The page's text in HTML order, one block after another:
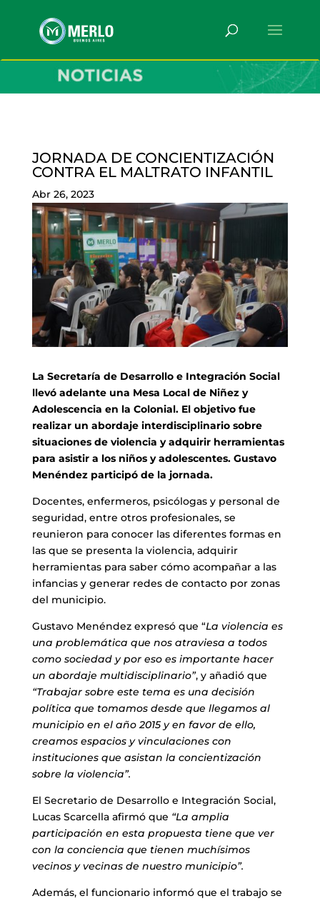
JORNADA DE CONCIENTIZACIÓN
CONTRA EL MALTRATO INFANTIL
Abr 26, 2023
La Secretaría de Desarrollo e Integración Social
llevó adelante una Mesa Local de Niñez y
Adolescencia en la Colonial. El objetivo fue
realizar un abordaje interdisciplinario sobre
situaciones de violencia y adquirir herramientas
para asistir a los niños y adolescentes. Gustavo
Menéndez participó de la jornada.
Docentes, enfermeros, psicólogas y personal de
seguridad, entre otros profesionales, se
reunieron para conocer las diferentes formas en
las que se presenta la violencia, adquirir
herramientas para saber cómo acompañar a las
infancias y generar redes de contacto por zonas
del municipio.
Gustavo Menéndez expresó que “La violencia es
una problemática que nos atraviesa a todos
como sociedad y por eso es importante hacer
un abordaje multidisciplinario”, y añadió que
“Trabajar sobre este tema es una decisión
política que tomamos desde que llegamos al
municipio en el año 2015 y en favor de ello,
creamos espacios y vinculaciones con
instituciones que asistan la concientización
sobre la violencia”.
El Secretario de Desarrollo e Integración Social,
Lucas Scarcella afirmó que “La amplia
participación en esta propuesta tiene que ver
con la conciencia que tienen muchísimos
vecinos y vecinas de nuestro municipio”.
Además, el funcionario informó que el trabajo se